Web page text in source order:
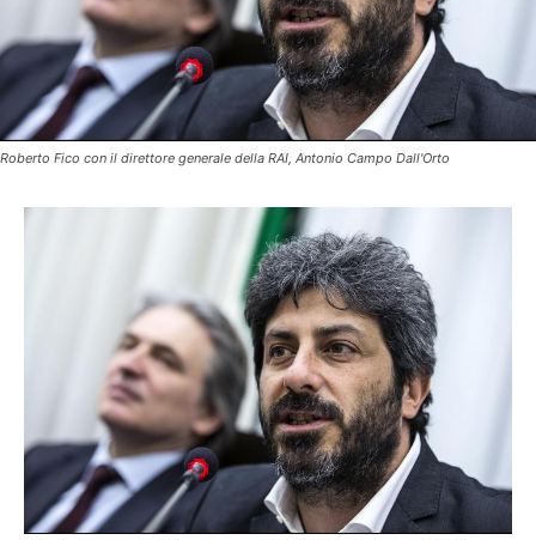
Roberto Fico con il direttore generale della RAI, Antonio Campo Dall'Orto